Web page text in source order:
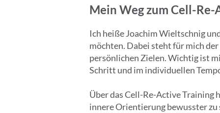
Mein Weg zum Cell-
Ich heiße Joachim Wieltschnig
möchten. Dabei steht für mich
persönlichen Zielen. Wichtig ist
Schritt und im individuellen
Über das Cell-Re-Active Training
innere Orientierung bewusster